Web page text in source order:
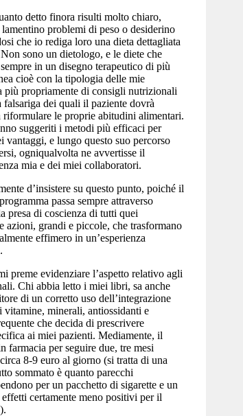
detto finora risulti molto chiaro,
problemi di peso o desiderino
che io rediga loro una dieta dettagliata
sono un dietologo, e le diete che
in un disegno terapeutico di più
cioè con la tipologia delle mie
più propriamente di consigli nutrizionali
falsariga dei quali il paziente dovrà
riformulare le proprie abitudini alimentari.
suggeriti i metodi più efficaci per
vantaggi, e lungo questo suo percorso
ogniqualvolta ne avvertisse il
mia e dei miei collaboratori.
d’insistere su questo punto, poiché il
passa sempre attraverso
presa di coscienza di tutti quei
azioni, grandi e piccole, che trasformano
effimero in un’esperienza
preme evidenziare l’aspetto relativo agli
Chi abbia letto i miei libri, sa anche
di un corretto uso dell’integrazione
vitamine, minerali, antiossidanti e
che decida di prescrivere
ai miei pazienti. Mediamente, il
farmacia per seguire due, tre mesi
8-9 euro al giorno (si tratta di una
sommato è quanto parecchi
per un pacchetto di sigarette e un
certamente meno positivi per il